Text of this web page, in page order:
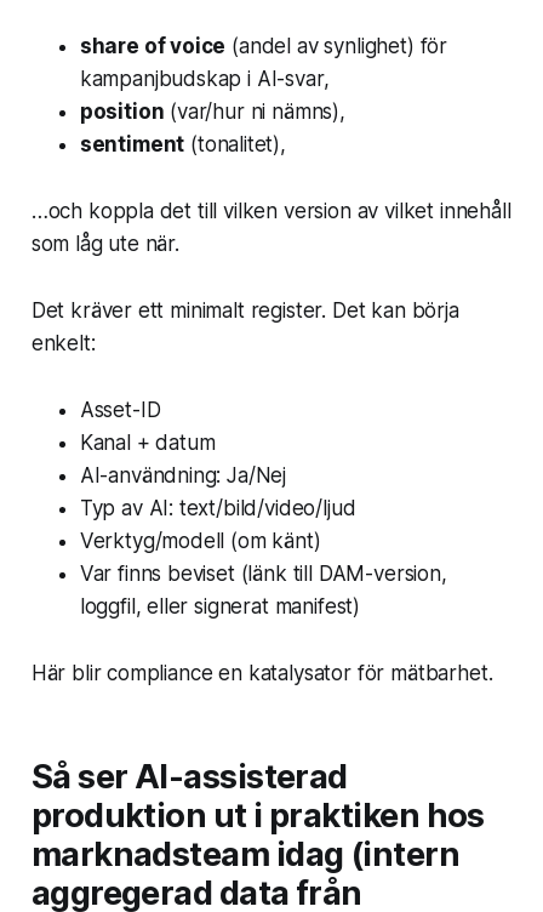
share of voice (andel av synlighet) för
kampanjbudskap i AI-svar,
position (var/hur ni nämns),
sentiment (tonalitet),
…och koppla det till vilken version av vilket innehåll
som låg ute när.
Det kräver ett minimalt register. Det kan börja
enkelt:
Asset-ID
Kanal + datum
AI-användning: Ja/Nej
Typ av AI: text/bild/video/ljud
Verktyg/modell (om känt)
Var finns beviset (länk till DAM-version,
loggfil, eller signerat manifest)
Här blir compliance en katalysator för mätbarhet.
Så ser AI-assisterad
produktion ut i praktiken hos
marknadsteam idag (intern
aggregerad data från